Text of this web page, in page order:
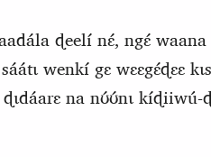
ɖeelí nɛ́, ngɛ́
wenkí gɛ wɛɛgɛ́ɖɛɛ
na nʊ́ʊ́nɩ